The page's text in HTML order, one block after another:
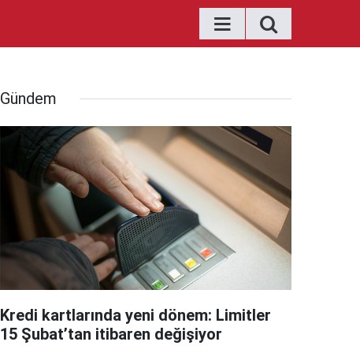
Gündem
Kredi kartlarında yeni dönem: Limitler
15 Şubat’tan itibaren değişiyor